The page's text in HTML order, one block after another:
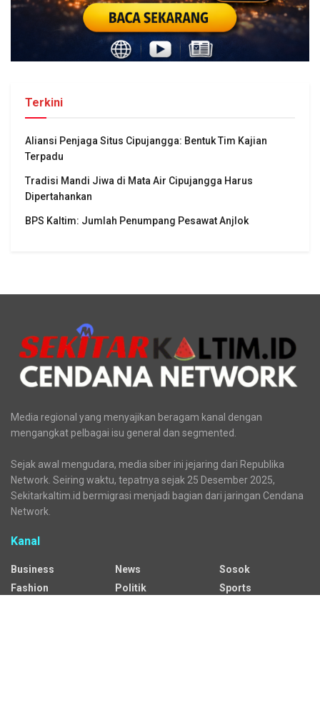
Terkini
Aliansi Penjaga Situs Cipujangga: Bentuk Tim Kajian
Terpadu
Tradisi Mandi Jiwa di Mata Air Cipujangga Harus
Dipertahankan
BPS Kaltim: Jumlah Penumpang Pesawat Anjlok
Media regional yang menyajikan beragam kanal dengan
mengangkat pelbagai isu general dan segmented.
Sejak awal mengudara, media siber ini jejaring dari Republika
Network. Seiring waktu, tepatnya sejak 25 Desember 2025,
Sekitarkaltim.id bermigrasi menjadi bagian dari jaringan Cendana
Network.
Kanal
Business
Fashion
News
Politik
Sosok
Sports